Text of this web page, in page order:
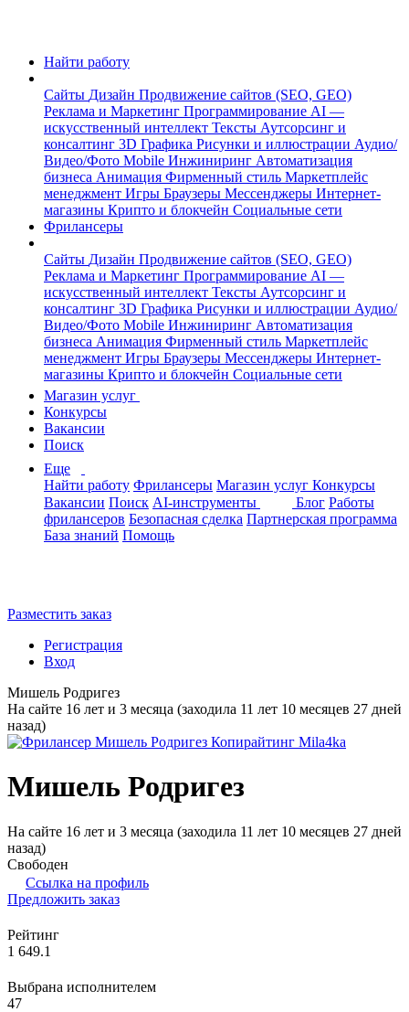
Найти работу
Сайты Дизайн Продвижение сайтов (SEO, GEO)
Реклама и Маркетинг Программирование AI —
искусственный интеллект Тексты Аутсорсинг и
консалтинг 3D Графика Рисунки и иллюстрации Аудио/
Видео/Фото Mobile Инжиниринг Автоматизация
бизнеса Анимация Фирменный стиль Маркетплейс
менеджмент Игры Браузеры Мессенджеры Интернет-
магазины Крипто и блокчейн Социальные сети
Фрилансеры
Сайты Дизайн Продвижение сайтов (SEO, GEO)
Реклама и Маркетинг Программирование AI —
искусственный интеллект Тексты Аутсорсинг и
консалтинг 3D Графика Рисунки и иллюстрации Аудио/
Видео/Фото Mobile Инжиниринг Автоматизация
бизнеса Анимация Фирменный стиль Маркетплейс
менеджмент Игры Браузеры Мессенджеры Интернет-
магазины Крипто и блокчейн Социальные сети
Магазин услуг
Конкурсы
Вакансии
Поиск
Еще
Найти работу Фрилансеры Магазин услуг Конкурсы
Вакансии Поиск AI-инструменты Блог Работы
фрилансеров Безопасная сделка Партнерская программа
База знаний Помощь
Разместить заказ
Регистрация
Вход
Мишель Родригез
На сайте 16 лет и 3 месяца (заходила 11 лет 10 месяцев 27 дней
назад)
Мишель Родригез
На сайте 16 лет и 3 месяца (заходила 11 лет 10 месяцев 27 дней
назад)
Свободен
Ссылка на профиль
Предложить заказ
Рейтинг
1 649.1
Выбрана исполнителем
47